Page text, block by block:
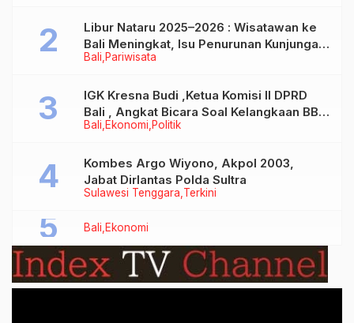
Bali Pariwisata
Libur Nataru 2025–2026 : Wisatawan ke
Bali Meningkat, Isu Penurunan Kunjungan
Tidak Benar
Bali Ekonomi Politik
IGK Kresna Budi ,Ketua Komisi II DPRD
Bali , Angkat Bicara Soal Kelangkaan BBM
Bersubsidi Jenis Solar
Sulawesi Tenggara Terkini
Kombes Argo Wiyono, Akpol 2003,
Jabat Dirlantas Polda Sultra
Bali Ekonomi